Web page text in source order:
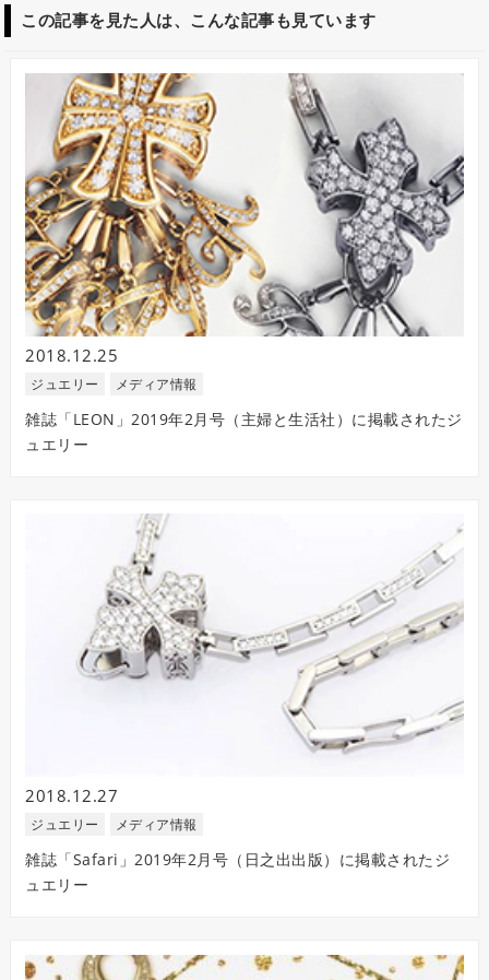
この記事を見た人は、こんな記事も見ています
2018.12.25
ジュエリー メディア情報
雑誌「LEON」2019年2月号（主婦と生活社）に掲載されたジ
ュエリー
2018.12.27
ジュエリー メディア情報
雑誌「Safari」2019年2月号（日之出出版）に掲載されたジ
ュエリー